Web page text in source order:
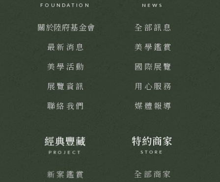
FOUNDATION
關於陸府基金會
最新消息
美學活動
展覽資訊
聯絡我們
NEWS
全部訊息
美學鑑賞
國際展覽
用心服務
媒體報導
經典豐藏
PROJECT
新案鑑賞
特約商家
STORE
全部商家